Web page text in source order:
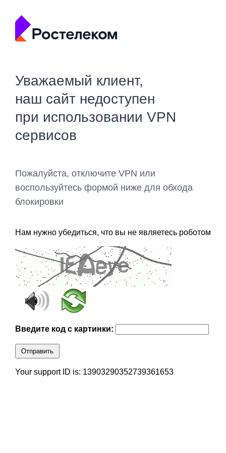
Уважаемый клиент,
наш сайт недоступен
при использовании VPN
сервисов
Пожалуйста, отключите VPN или
воспользуйтесь формой ниже для обхода
блокировки
Нам нужно убедиться, что вы не являетесь роботом
Введите код с картинки:
Отправить
Your support ID is: 13903290352739361653